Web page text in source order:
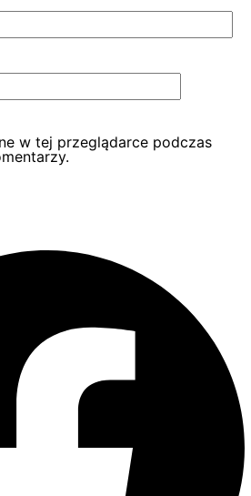
w tej przeglądarce podczas